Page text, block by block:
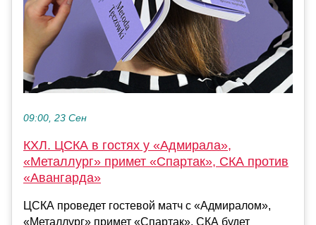
09:00, 23 Сен
КХЛ. ЦСКА в гостях у «Адмирала»,
«Металлург» примет «Спартак», СКА против
«Авангарда»
ЦСКА проведет гостевой матч с «Адмиралом»,
«Металлург» примет «Спартак», СКА будет